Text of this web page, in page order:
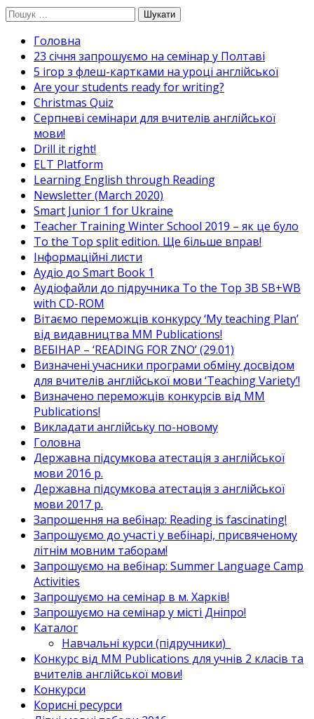
Перейти
вмісту
Пошук:
Головна
23 січня запрошуємо на семінар у Полтаві
5 ігор з флеш-картками на уроці англійської
Are your students ready for writing?
Christmas Quiz
Cерпневі семінари для вчителів англійської
мови!
Drill it right!
ELT Platform
Learning English through Reading
Newsletter (March 2020)
Smart Junior 1 for Ukraine
Teacher Training Winter School 2019 – як це було
To the Top split edition. Ще більше вправ!
Інформаційні листи
Аудіо до Smart Book 1
Аудіофайли до підручника To the Top 3B SB+WB
with CD-ROM
Вітаємо переможців конкурсу ‘My teaching Plan’
від видавництва MM Publications!
ВЕБІНАР – ‘READING FOR ZNO’ (29.01)
Визначені учасники програми обміну досвідом
для вчителів англійської мови ‘Teaching Variety’!
Визначено переможців конкурсів від MM
Publications!
Викладати англійську по-новому
Головна
Державна підсумкова атестація з англійської
мови 2016 р.
Державна підсумкова атестація з англійської
мови 2017 р.
Запрошення на вебінар: Reading is fascinating!
Запрошуємо до участі у вебінарі, присвяченому
літнім мовним таборам!
Запрошуємо на вебінар: Summer Language Camp
Activities
Запрошуємо на семінар в м. Харків!
Запрошуємо на семінар у місті Дніпро!
Каталог
Навчальні курси (підручники)_
Конкурс від MM Publications для учнів 2 класів та
вчителів англійської мови!
Конкурси
Корисні ресурси